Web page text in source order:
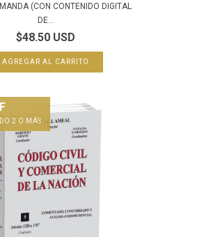
(CON CONTENIDO DIGITAL
DE...
$48.50 USD
2 O MÁS.